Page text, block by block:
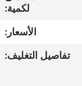
المصنع
جودة
لكمية:
الأسعار:
تفاصيل التغليف: